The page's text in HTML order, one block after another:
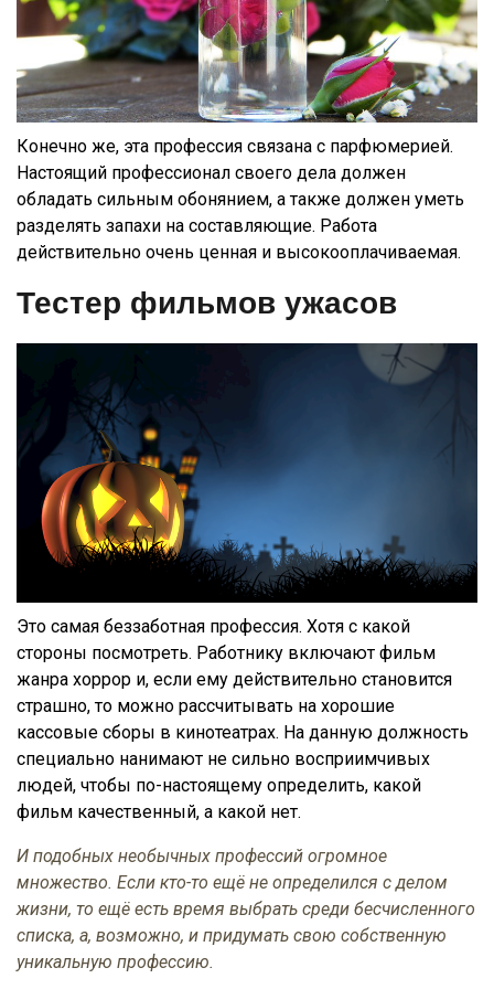
Конечно же, эта профессия связана с парфюмерией.
Настоящий профессионал своего дела должен
обладать сильным обонянием, а также должен уметь
разделять запахи на составляющие. Работа
действительно очень ценная и высокооплачиваемая.
Тестер фильмов ужасов
Это самая беззаботная профессия. Хотя с какой
стороны посмотреть. Работнику включают фильм
жанра хоррор и, если ему действительно становится
страшно, то можно рассчитывать на хорошие
кассовые сборы в кинотеатрах. На данную должность
специально нанимают не сильно восприимчивых
людей, чтобы по-настоящему определить, какой
фильм качественный, а какой нет.
И подобных необычных профессий огромное
множество. Если кто-то ещё не определился с делом
жизни, то ещё есть время выбрать среди бесчисленного
списка, а, возможно, и придумать свою собственную
уникальную профессию.